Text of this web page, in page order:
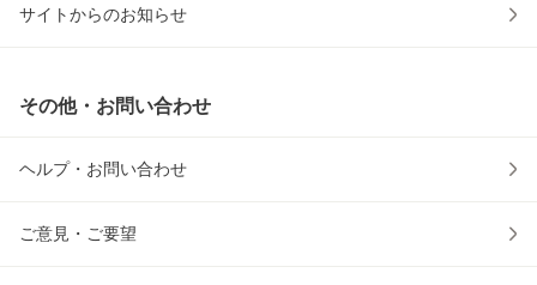
サイトからのお知らせ
その他・お問い合わせ
ヘルプ・お問い合わせ
ご意見・ご要望